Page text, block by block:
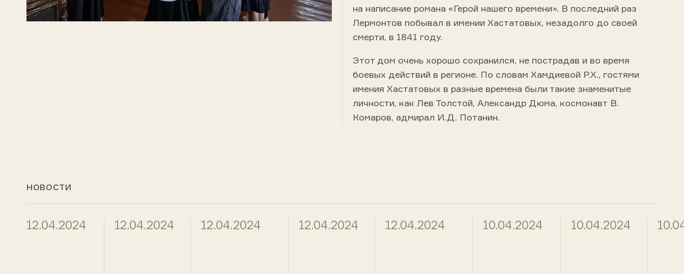
на написание романа «Герой нашего времени». В последний раз
Лермонтов побывал в имении Хастатовых, незадолго до своей
смерти, в 1841 году.
Этот дом очень хорошо сохранился, не пострадав и во время
боевых действий в регионе. По словам Хамдиевой Р.Х., гостями
имения Хастатовых в разные времена были такие знаменитые
личности, как Лев Толстой, Александр Дюма, космонавт В.
Комаров, адмирал И.Д. Потанин.
НОВОСТИ
12.04.2024 12.04.2024 12.04.2024 12.04.2024 12.04.2024 10.04.2024 10.04.2024